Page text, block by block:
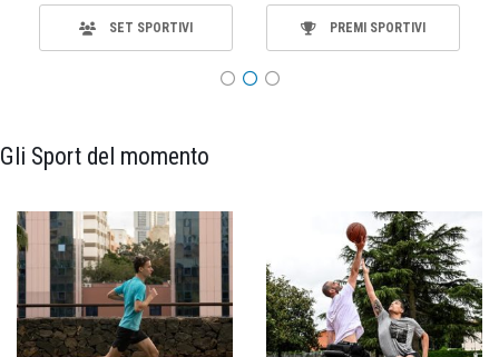
SET SPORTIVI PREMI SPORTIVI
Gli Sport del momento